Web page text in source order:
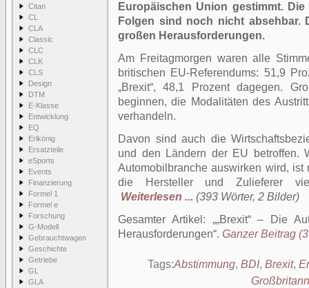
Citan
CL
CLA
Classic
CLC
CLK
CLS
Design
DTM
E-Klasse
Entwicklung
EQ
Erlkönig
Ersatzteile
eSports
Events
Finanzierung
Formel 1
Formel e
Forschung
G-Modell
Gebrauchtwagen
Geschichte
Getriebe
GL
GLA
Europäischen Union gestimmt.
Folgen sind noch nicht absehbar.
großen Herausforderungen.
Am Freitagmorgen waren alle
britischen EU-Referendums: 51,9
„Brexit“, 48,1 Prozent dagegen.
beginnen, die Modalitäten des
verhandeln.
Davon sind auch die
und den Ländern der EU betroffen.
Automobilbranche auswirken wird,
die Hersteller und Zulieferer
Weiterlesen ... (393 Wörter, 2 Bilder)
Gesamter Artikel:
„Brexit“ – Die
Herausforderungen . Ganzer Beitrag
Tags:Abstimmung, BDI, Brexit,